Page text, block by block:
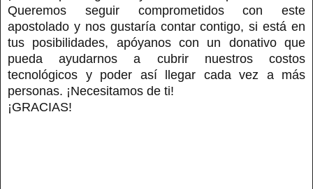
Queremos seguir comprometidos con este
apostolado y nos gustaría contar contigo, si está en
tus posibilidades, apóyanos con un donativo que
pueda ayudarnos a cubrir nuestros costos
tecnológicos y poder así llegar cada vez a más
personas. ¡Necesitamos de ti!
¡GRACIAS!